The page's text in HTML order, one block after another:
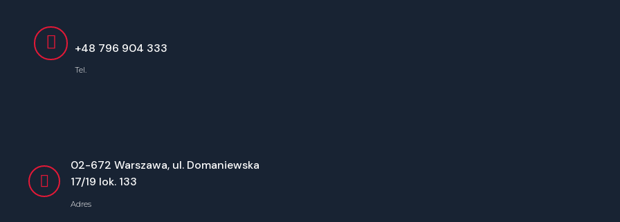
+48 796 904 333
Tel.
02-672 Warszawa, ul. Domaniewska
17/19 lok. 133
Adres